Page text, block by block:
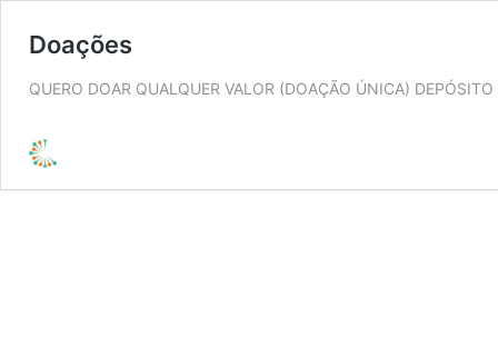
Doações
QUERO DOAR QUALQUER VALOR (DOAÇÃO ÚNICA)